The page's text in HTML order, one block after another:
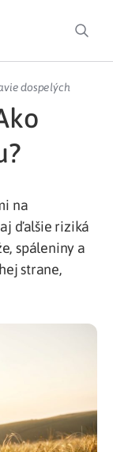
dospelých
na
ďalšie riziká
spáleniny a
strane,